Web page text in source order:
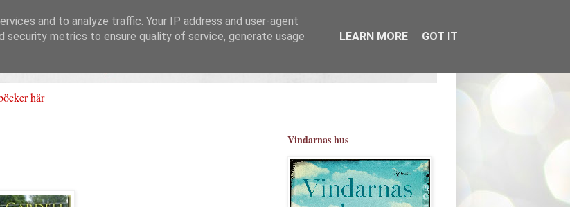
här
Vindarnas hus
and to analyze traffic. Your IP address and user-agent
security metrics to ensure quality of service, generate usage
LEARN MORE GOT IT